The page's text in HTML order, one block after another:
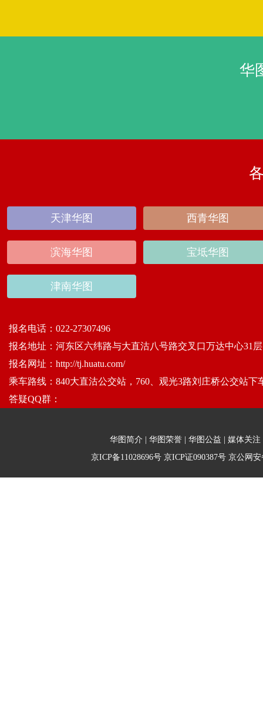
华
天津华图 西青华图
滨海华图 宝坻华图
津南华图
报名电话： 022-27307496
报名地址： 河东区六纬路与大直沽八号路交叉口万达中心31层
报名网址： http://tj.huatu.com/
乘车路线： 840大直沽公交站，760、观光3路刘庄桥公交站
答疑QQ群：
华图简介 华图荣誉 华图公益 媒体关注
京ICP备11028696号 京ICP证090387号京公网安